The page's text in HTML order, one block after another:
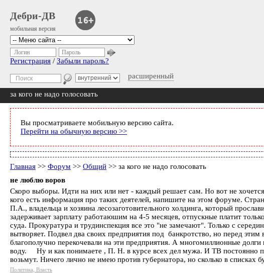
Дебри-ДВ
мобильная версия
расширенный
Логин Пароль
Регистрация / Забыли пароль?
за кого не надо голосовать
Вы просматриваете мобильную версию сайта.
Перейти на обычную версию >>
Главная >> Форум >> Общий >> за кого не надо голосовать
не люблю воров
Скоро выборы. Идти на них или нет - каждый решает сам. Но вот не
кого есть информация про таких деятелей, напишите на этом форуме.
П.А., владельца и хозяина лесозаготовительного холдинга, который
задерживает зарплату работаюшим на 4-5 месяцев, отпускные платит
суда. Прокуратура и трудинспекция все это "не замечают". Только с
вытворяет. Подвел два своих предприятия под банкротство, но перед
благополучно перекочевали на эти предприятия. А многомиллионные
воду. Ну и как понимаете , П. Н. в курсе всех дел мужа. И ТВ постоянно
возьмут. Ничего лично не имею против губернатора, но сколько в списках
Политика, Власть